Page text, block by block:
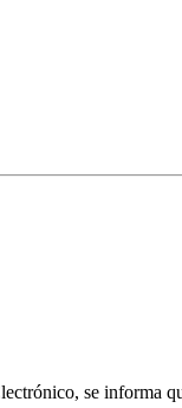
se informa